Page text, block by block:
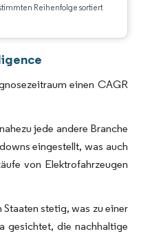
Reihenfolge sortiert
einen CAGR
jede andere Branche
eingestellt, was auch
von Elektrofahrzeugen
stetig, was zu einer
gesichtet, die nachhaltige